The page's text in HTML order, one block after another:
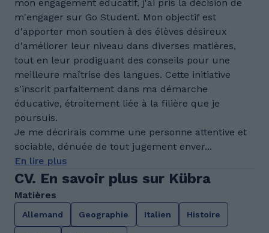
mon engagement éducatif, j'ai pris la décision de
m'engager sur Go Student. Mon objectif est
d'apporter mon soutien à des élèves désireux
d'améliorer leur niveau dans diverses matières,
tout en leur prodiguant des conseils pour une
meilleure maîtrise des langues. Cette initiative
s'inscrit parfaitement dans ma démarche
éducative, étroitement liée à la filière que je
poursuis.
Je me décrirais comme une personne attentive et
sociable, dénuée de tout jugement enver...
En lire plus
CV. En savoir plus sur Kübra
Matières
Allemand Geographie Italien Histoire